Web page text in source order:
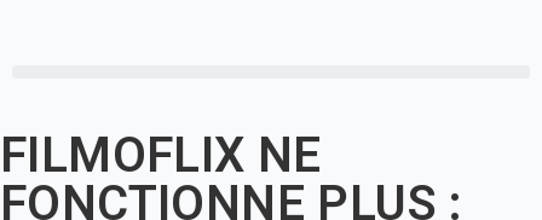
FILMOFLIX NE
FONCTIONNE PLUS :